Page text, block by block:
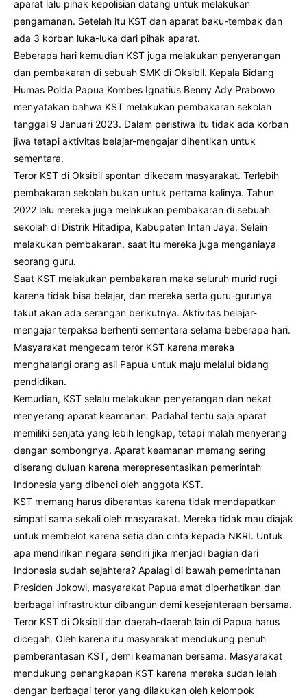
aparat lalu pihak kepolisian datang untuk melakukan
pengamanan. Setelah itu KST dan aparat baku-tembak dan
ada 3 korban luka-luka dari pihak aparat.
Beberapa hari kemudian KST juga melakukan penyerangan
dan pembakaran di sebuah SMK di Oksibil. Kepala Bidang
Humas Polda Papua Kombes Ignatius Benny Ady Prabowo
menyatakan bahwa KST melakukan pembakaran sekolah
tanggal 9 Januari 2023. Dalam peristiwa itu tidak ada korban
jiwa tetapi aktivitas belajar-mengajar dihentikan untuk
sementara.
Teror KST di Oksibil spontan dikecam masyarakat. Terlebih
pembakaran sekolah bukan untuk pertama kalinya. Tahun
2022 lalu mereka juga melakukan pembakaran di sebuah
sekolah di Distrik Hitadipa, Kabupaten Intan Jaya. Selain
melakukan pembakaran, saat itu mereka juga menganiaya
seorang guru.
Saat KST melakukan pembakaran maka seluruh murid rugi
karena tidak bisa belajar, dan mereka serta guru-gurunya
takut akan ada serangan berikutnya. Aktivitas belajar-
mengajar terpaksa berhenti sementara selama beberapa hari.
Masyarakat mengecam teror KST karena mereka
menghalangi orang asli Papua untuk maju melalui bidang
pendidikan.
Kemudian, KST selalu melakukan penyerangan dan nekat
menyerang aparat keamanan. Padahal tentu saja aparat
memiliki senjata yang lebih lengkap, tetapi malah menyerang
dengan sombongnya. Aparat keamanan memang sering
diserang duluan karena merepresentasikan pemerintah
Indonesia yang dibenci oleh anggota KST.
KST memang harus diberantas karena tidak mendapatkan
simpati sama sekali oleh masyarakat. Mereka tidak mau diajak
untuk membelot karena setia dan cinta kepada NKRI. Untuk
apa mendirikan negara sendiri jika menjadi bagian dari
Indonesia sudah sejahtera? Apalagi di bawah pemerintahan
Presiden Jokowi, masyarakat Papua amat diperhatikan dan
berbagai infrastruktur dibangun demi kesejahteraan bersama.
Teror KST di Oksibil dan daerah-daerah lain di Papua harus
dicegah. Oleh karena itu masyarakat mendukung penuh
pemberantasan KST, demi keamanan bersama. Masyarakat
mendukung penangkapan KST karena mereka sudah lelah
dengan berbagai teror yang dilakukan oleh kelompok